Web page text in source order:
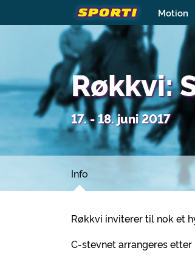
Motion
Røkkvi:
17. - 18. juni 2017
Info
Røkkvi inviterer til nok et
C-stevnet arrangeres etter